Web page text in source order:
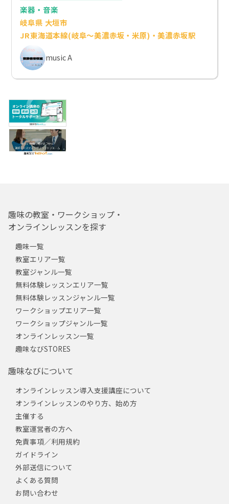
楽器・音楽
岐阜県 大垣市
JR東海道本線(岐阜～美濃赤坂・米原)・美濃赤坂駅
music A
趣味の教室・ワークショップ・
オンラインレッスンを探す
趣味一覧
教室エリア一覧
教室ジャンル一覧
無料体験レッスンエリア一覧
無料体験レッスンジャンル一覧
ワークショップエリア一覧
ワークショップジャンル一覧
オンラインレッスン一覧
趣味なびSTORES
趣味なびについて
オンラインレッスン導入支援講座について
オンラインレッスンのやり方、始め方
主催する
教室運営者の方へ
免責事項／利用規約
ガイドライン
外部送信について
よくある質問
お問い合わせ